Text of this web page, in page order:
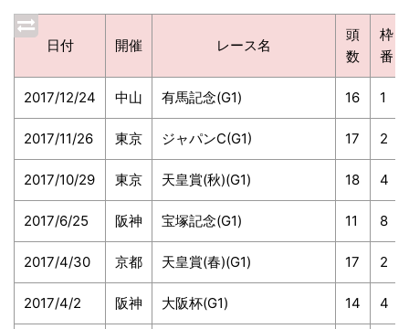
日付 開催 レース名
頭
数
枠
番
2017/12/24 中山 有馬記念(G1) 16 1
2017/11/26 東京 ジャパンC(G1) 17 2
2017/10/29 東京 天皇賞(秋)(G1) 18 4
2017/6/25 阪神 宝塚記念(G1) 11 8
2017/4/30 京都 天皇賞(春)(G1) 17 2
2017/4/2 阪神 大阪杯(G1) 14 4